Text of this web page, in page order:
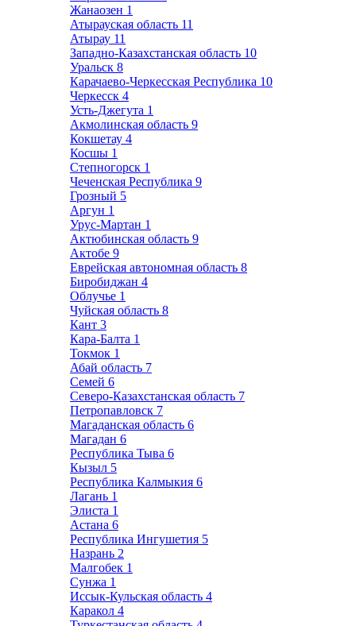
Жанаозен 1
Атырауская область 11
Атырау 11
Западно-Казахстанская область 10
Уральск 8
Карачаево-Черкесская Республика 10
Черкесск 4
Усть-Джегута 1
Акмолинская область 9
Кокшетау 4
Косшы 1
Степногорск 1
Чеченская Республика 9
Грозный 5
Аргун 1
Урус-Мартан 1
Актюбинская область 9
Актобе 9
Еврейская автономная область 8
Биробиджан 4
Облучье 1
Чуйская область 8
Кант 3
Кара-Балта 1
Токмок 1
Абай область 7
Семей 6
Северо-Казахстанская область 7
Петропавловск 7
Магаданская область 6
Магадан 6
Республика Тыва 6
Кызыл 5
Республика Калмыкия 6
Лагань 1
Элиста 1
Астана 6
Республика Ингушетия 5
Назрань 2
Малгобек 1
Сунжа 1
Иссык-Кульская область 4
Каракол 4